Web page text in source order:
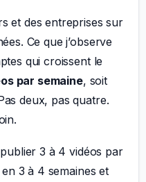
et des entreprises sur
Ce que j’observe
qui croissent le
par semaine, soit
deux, pas quatre.
3 à 4 vidéos par
3 à 4 semaines et